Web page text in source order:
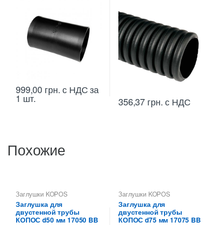
999,00 грн.с НДС за
1 шт. 356,37 грн.с НДС
Похожие
Заглушки KOPOS
Заглушка для
двустенной трубы
КОПОС d50 мм 17050 BB
Заглушки KOPOS
Заглушка для
двустенной трубы
КОПОС d75 мм 17075 BB